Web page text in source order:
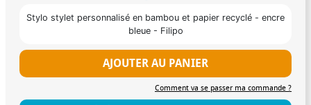
Stylo stylet personnalisé en bambou et papier recyclé - encre
bleue - Filipo
AJOUTER AU PANIER
Comment va se passer ma commande ?